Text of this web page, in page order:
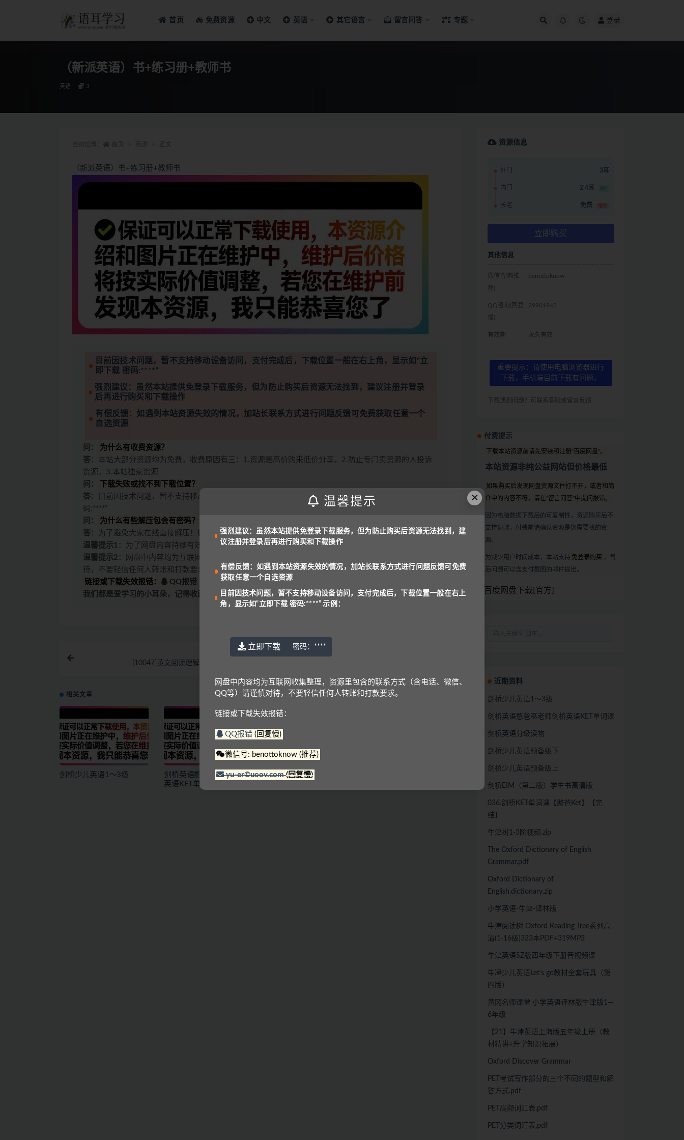
首页 免费资源 中文 英语 其它语言 留言问答 专题 登录
（新派英语）书+练习册+教师书
英语 3
（新派英语）书+练习册+教师书
目前因技术问题，暂不支持移动设备访问，支付完成后，下载位置一般在右上角，显示如“立
即下载 密码:****”
强烈建议：虽然本站提供免登录下载服务，但为防止购买后资源无法找到，建议注册并登录
后再进行购买和下载操作
有偿反馈：如遇到本站资源失效的情况，加站长联系方式进行问题反馈可免费获取任意一个
自选资源
问：
为什么有收费资源？
答 ：本站大部分资源均为免费，收费原因有三：1.资源是高价购来低价分享，2.防止专门卖资源的人投诉
资源，3.本站独家资源
问：
下载失败或找不到下载位置？
答 ：目前因技术问题，暂不支持移动设备访问，支付后下载位置一般在右上角，显示为“立即下载 密
码:****”
问：
为什么有些解压包会有密码？
答 ：为了避免大家在线直接解压！ 密码一般是： www.yu-er.com ， yu-er.com 或者 29901943
温馨提示1 ：为了网盘内容持续有效，请勿在线解压文件，甚至可能会产生额外的费用。
温馨提示2 ：网盘中内容均为互联网收集整理，资源里包含的联系方式（含电话、微信、QQ等）请谨慎对
待，不要轻信任何人转账和打款要求。
链接或下载失效报错：
QQ报错 微信号: benottoknow (推荐)
我们都是爱学习的小耳朵，记得收藏我们哟~
[10047]英文阅读理解高分技巧训练-
相关文章
剑桥少儿英语1～3级
剑桥英语憨爸巫老师剑桥
英语KET单词课
剑桥英语分级读物
资源信息
外门 3耳
内门 2.4耳 8折
长老 免费 推荐
立即购买
其他信息
微信咨询(推
荐)
benottoknow
QQ咨询(回复
慢)
29901943
有效期 永久有效
重要提示：请使用电脑浏览器进行
下载，手机端目前下载有问题。
下载遇到问题？可联系客服或留言反馈
付费提示
下载本站资源前请先安装和注册“百度网盘”。
本站资源非纯公益网站但价格最低
如果购买后发现网盘资源文件打不开，或者和简
介中的内容不符，请在“留言问答”中提问报错。
因为电脑数据下载后的可复制性，资源购买后不
支持退款，付费前请确认资源是您需要找的资
源。
为减少用户时间成本，本站支持 免登录购买 ，售
后问题可以含支付截图的邮件提出。
百度网盘下载[官方]
近期资料
剑桥少儿英语1～3级
剑桥英语憨爸巫老师剑桥英语KET单词课
剑桥英语分级读物
剑桥少儿英语预备级下
剑桥少儿英语预备级上
剑桥EIM（第二版）学生书高清版
036.剑桥KET单词课【憨爸Ket】【完
结】
牛津树1-3阶视频.zip
The Oxford Dictionary of English
Grammar.pdf
Oxford Dictionary of
English.dictionary.zip
小学英语-牛津-译林版
牛津阅读树 Oxford Reading Tree系列高
清(1-16级)323本PDF+319MP3
牛津英语SZ版四年级下册音视频课
牛冿少儿英语Let’s go教材全套玩具（第
四版）
黄冈名师课堂 小学英语译林版牛津版1—
6年级
【21】牛津英语上海版五年级上册（教
材精讲+升学知识拓展）
Oxford Discover Grammar
PET考试写作部分的三个不同的题型和解
答方式.pdf
PET高频词汇表.pdf
PET分类词汇表.pdf
×
温馨提示
强烈建议：虽然本站提供免登录下载服务，但为防止购买后资源无法找到，建
议注册并登录后再进行购买和下载操作
有偿反馈：如遇到本站资源失效的情况，加站长联系方式进行问题反馈可免费
获取任意一个自选资源
目前因技术问题，暂不支持移动设备访问，支付完成后，下载位置一般在右上
角，显示如“立即下载 密码:****” 示例：
立即下载 密码： ****
网盘中内容均为互联网收集整理，资源里包含的联系方式（含电话、微信、
QQ等）请谨慎对待，不要轻信任何人转账和打款要求。
链接或下载失效报错：
QQ报错 (回复慢)
微信号: benottoknow (推荐)
yu-er©uoov.com(回复慢)